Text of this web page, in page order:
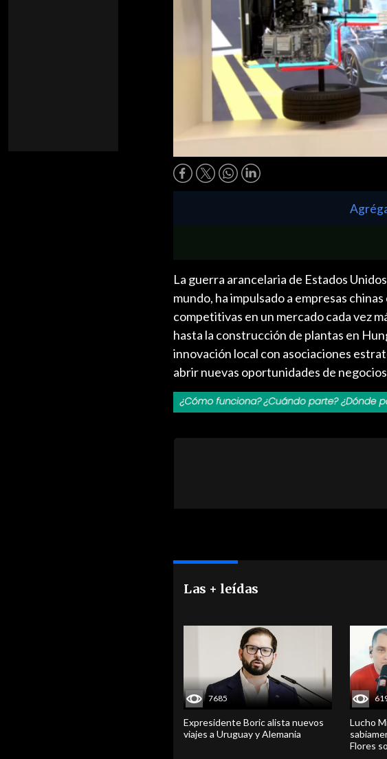
La guerra arancelaria de Estados
mundo, ha impulsado a empresas
competitivas en un mercado cada vez
hasta la construcción de plantas en
innovación local con asociaciones
abrir nuevas oportunidades de
Las + leídas
7685
Expresidente Boric alista nuevos
viajes a Uruguay y Alemania
Lucho
Flores